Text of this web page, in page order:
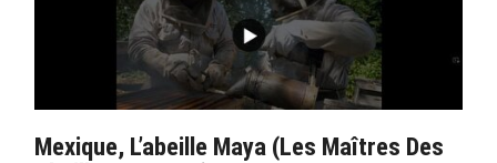
Mexique, L’abeille Maya (Les Maîtres Des